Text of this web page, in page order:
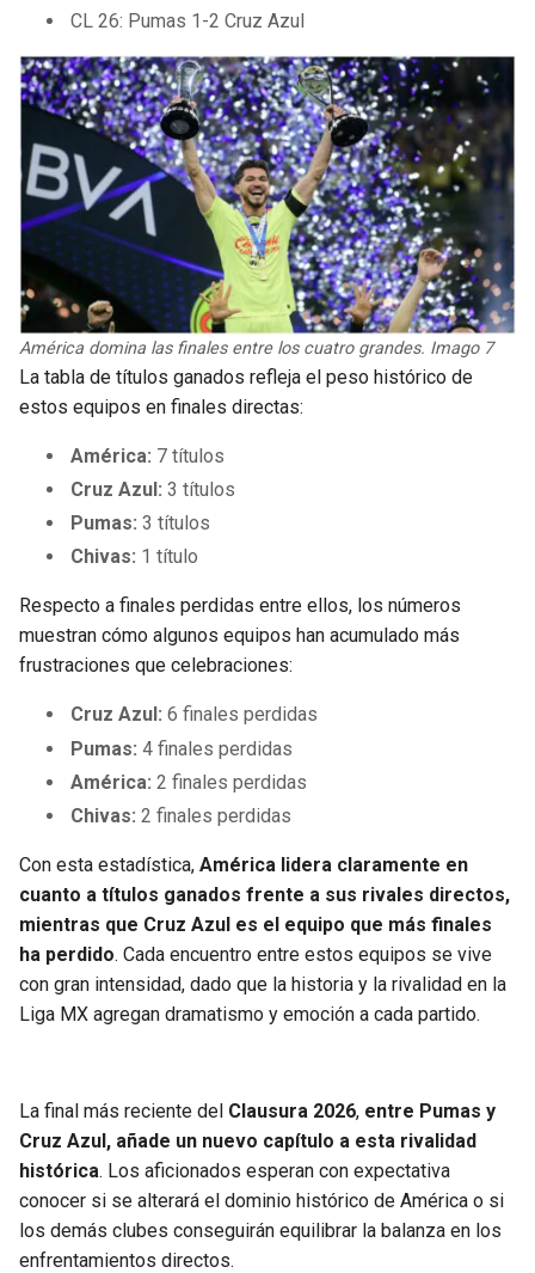
CL 26: Pumas 1-2 Cruz Azul
América domina las finales entre los cuatro grandes. Imago 7
La tabla de títulos ganados refleja el peso histórico de
estos equipos en finales directas:
América: 7 títulos
Cruz Azul: 3 títulos
Pumas: 3 títulos
Chivas: 1 título
Respecto a finales perdidas entre ellos, los números
muestran cómo algunos equipos han acumulado más
frustraciones que celebraciones:
Cruz Azul: 6 finales perdidas
Pumas: 4 finales perdidas
América: 2 finales perdidas
Chivas: 2 finales perdidas
Con esta estadística, América lidera claramente en
cuanto a títulos ganados frente a sus rivales directos,
mientras que Cruz Azul es el equipo que más finales
ha perdido. Cada encuentro entre estos equipos se vive
con gran intensidad, dado que la historia y la rivalidad en la
Liga MX agregan dramatismo y emoción a cada partido.
La final más reciente del Clausura 2026, entre Pumas y
Cruz Azul, añade un nuevo capítulo a esta rivalidad
histórica. Los aficionados esperan con expectativa
conocer si se alterará el dominio histórico de América o si
los demás clubes conseguirán equilibrar la balanza en los
enfrentamientos directos.